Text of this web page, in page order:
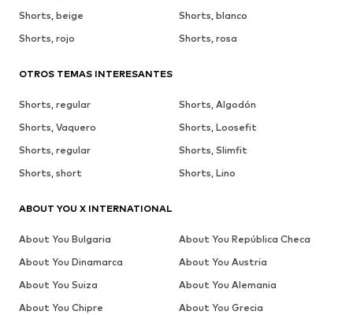
Shorts, beige
Shorts, blanco
Shorts, rojo
Shorts, rosa
OTROS TEMAS INTERESANTES
Shorts, regular
Shorts, Algodón
Shorts, Vaquero
Shorts, Loosefit
Shorts, regular
Shorts, Slimfit
Shorts, short
Shorts, Lino
ABOUT YOU X INTERNATIONAL
About You Bulgaria
About You República Checa
About You Dinamarca
About You Austria
About You Suiza
About You Alemania
About You Chipre
About You Grecia